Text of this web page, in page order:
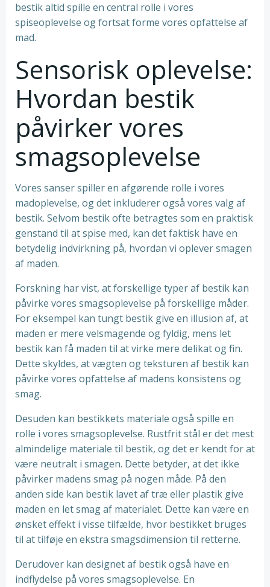
bestik altid spille en central rolle i vores
spiseoplevelse og fortsat forme vores opfattelse af
mad.
Sensorisk oplevelse:
Hvordan bestik
påvirker vores
smagsoplevelse
Vores sanser spiller en afgørende rolle i vores
madoplevelse, og det inkluderer også vores valg af
bestik. Selvom bestik ofte betragtes som en praktisk
genstand til at spise med, kan det faktisk have en
betydelig indvirkning på, hvordan vi oplever smagen
af maden.
Forskning har vist, at forskellige typer af bestik kan
påvirke vores smagsoplevelse på forskellige måder.
For eksempel kan tungt bestik give en illusion af, at
maden er mere velsmagende og fyldig, mens let
bestik kan få maden til at virke mere delikat og fin.
Dette skyldes, at vægten og teksturen af bestik kan
påvirke vores opfattelse af madens konsistens og
smag.
Desuden kan bestikkets materiale også spille en
rolle i vores smagsoplevelse. Rustfrit stål er det mest
almindelige materiale til bestik, og det er kendt for at
være neutralt i smagen. Dette betyder, at det ikke
påvirker madens smag på nogen måde. På den
anden side kan bestik lavet af træ eller plastik give
maden en let smag af materialet. Dette kan være en
ønsket effekt i visse tilfælde, hvor bestikket bruges
til at tilføje en ekstra smagsdimension til retterne.
Derudover kan designet af bestik også have en
indflydelse på vores smagsoplevelse. En